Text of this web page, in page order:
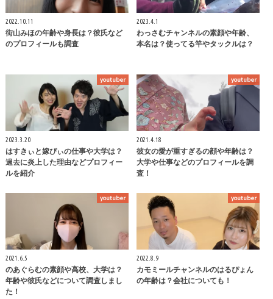
2022.10.11
街山みほの年齢や身長は？彼氏など
のプロフィールも調査
2023.4.1
わっさむチャンネルの素顔や年齢、
本名は？使ってる竿やタックルは？
youtuber
2023.3.20
はすきぃと嫁ぴぃの仕事や大学は？
過去に炎上した理由などプロフィー
ルを紹介
youtuber
2021.4.18
彼女の愛が重すぎるの顔や年齢は？
大学や仕事などのプロフィールを調
査！
youtuber
2021.6.5
のあぐらむの素顔や高校、大学は？
年齢や彼氏などについて調査しまし
た！
youtuber
2022.8.9
カモミールチャンネルのはるぴょん
の年齢は？会社についても！